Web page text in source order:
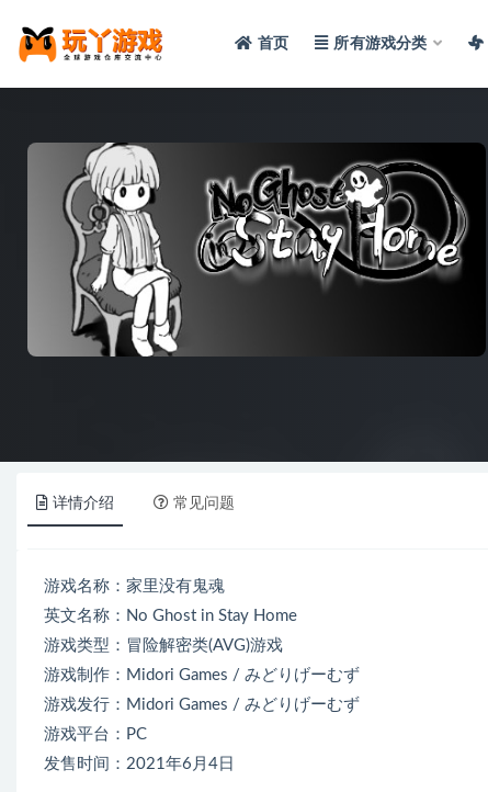
首页 所有游戏分类
详情介绍 常见问题
游戏名称：家里没有鬼魂
英文名称：No Ghost in Stay Home
游戏类型：冒险解密类(AVG)游戏
游戏制作：Midori Games / みどりげーむず
游戏发行：Midori Games / みどりげーむず
游戏平台：PC
发售时间：2021年6月4日